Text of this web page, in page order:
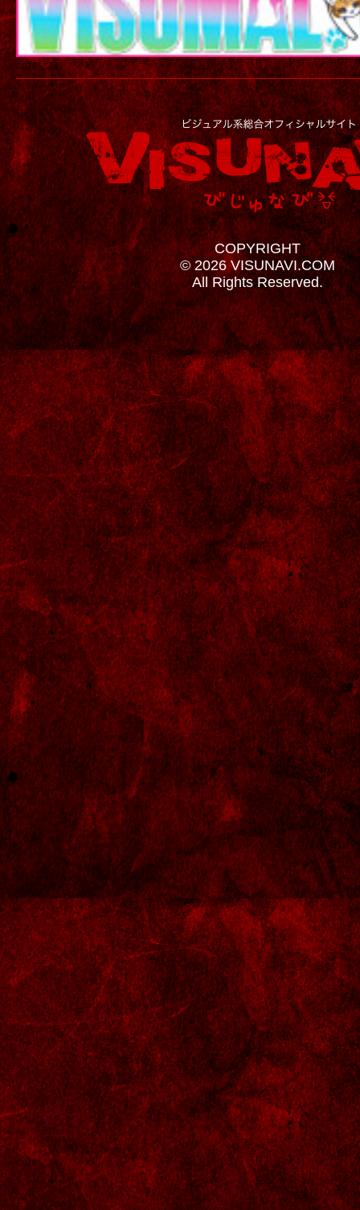
COPYRIGHT
© 2026 VISUNAVI.COM
All Rights Reserved.